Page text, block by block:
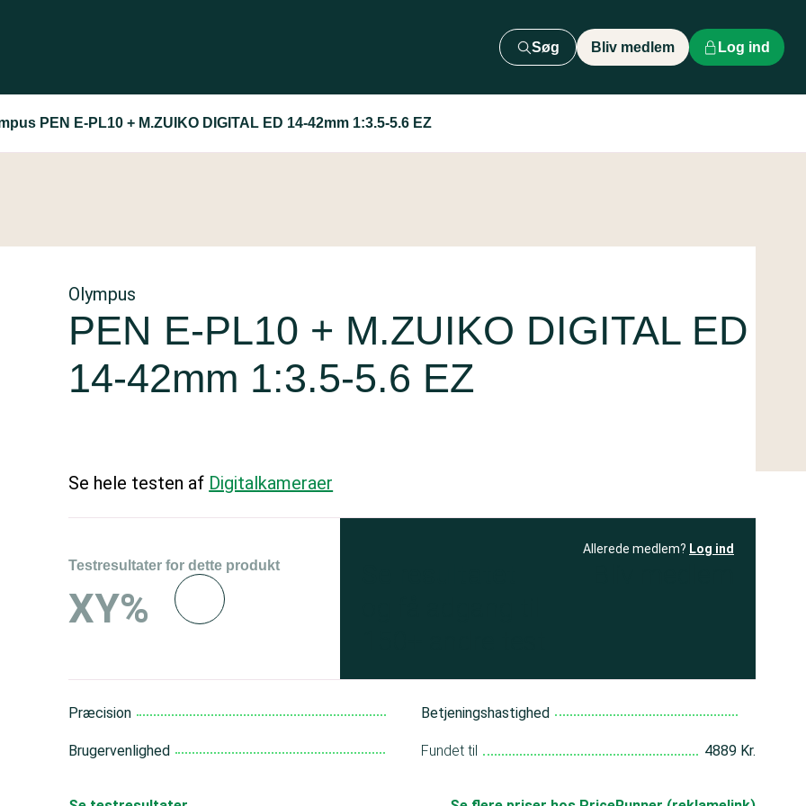
Søg Bliv medlem Log ind
PEN E-PL10 + M.ZUIKO DIGITAL ED 14‑42mm 1:3.5‑5.6 EZ
Olympus
PEN E-PL10 + M.ZUIKO DIGITAL ED
14‑42mm 1:3.5‑5.6 EZ
Se hele testen af Digitalkameraer
Testresultater for dette produkt
XY%
Allerede medlem? Log ind
Præcision
Brugervenlighed
Betjeningshastighed
Fundet til 4889 Kr.